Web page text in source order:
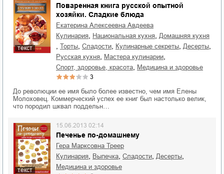
текст
Поваренная книга русской опытной
хозяйки. Сладкие блюда
Екатерина Алексеевна Авдеева
кулинария
национальная кухня домашняя кухня
торты сладости кулинарные секреты десерты
русская кухня мастера кулинарии
спорт, здоровье, красота медицина и здоровье
3
До революции ее имя было более известно, чем имя Елены
Молоховец. Коммерческий успех ее книг был настолько велик,
что породил шквал поддельн…
текст
Печенье по-домашнему
15.06.2013 02:14
Гера Марксовна Треер
кулинария
выпечка сладости десерты
медицина и здоровье